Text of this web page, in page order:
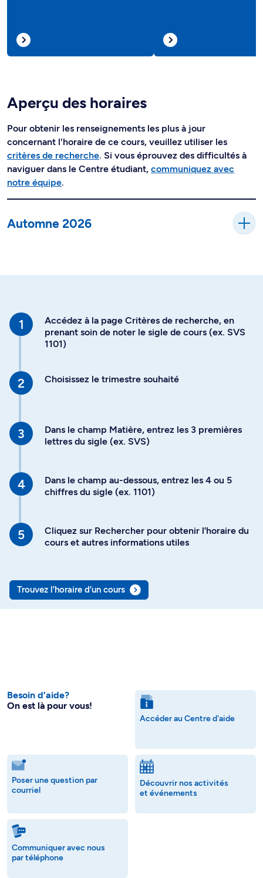
Aperçu des horaires
Pour obtenir les renseignements les plus à jour
concernant l'horaire de ce cours, veuillez utiliser les
critères de recherche. Si vous éprouvez des difficultés à
naviguer dans le Centre étudiant, communiquez avec
notre équipe.
Automne 2026
Accédez à la page Critères de recherche, en
prenant soin de noter le sigle de cours (ex. SVS
1101)
Choisissez le trimestre souhaité
Dans le champ Matière, entrez les 3 premières
lettres du sigle (ex. SVS)
Dans le champ au-dessous, entrez les 4 ou 5
chiffres du sigle (ex. 1101)
Cliquez sur Rechercher pour obtenir l’horaire du
cours et autres informations utiles
Trouvez l’horaire d’un cours
Besoin d’aide?
On est là pour vous!
Accéder au Centre d'aide
Poser une question par
courriel
Découvrir nos activités
et événements
Communiquer avec nous
par téléphone